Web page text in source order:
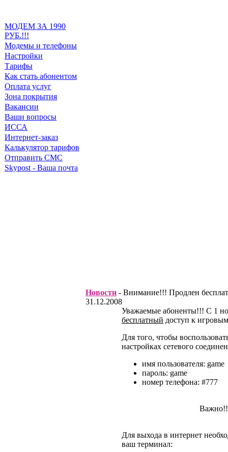
МОДЕМ ЗА 1990
РУБ.!!!
Модемы и телефоны
Настройки
Тарифы
Как стать абонентом
Оплата услуг
Зона покрытия
Вакансии
Ваши вопросы
ИССА
Интернет-заказ
Калькулятор тарифов
Отправить СМС
Skypost - Ваша почта
Новости - Внимание!!! Продлен
31.12.2008
Уважаемые абоненты!!! C 1
бесплатный доступ к
Для того, чтобы
настройках сетевого
имя пользователя: game
пароль: game
номер телефона: #777
Для выхода в интернет
ваш терминал: